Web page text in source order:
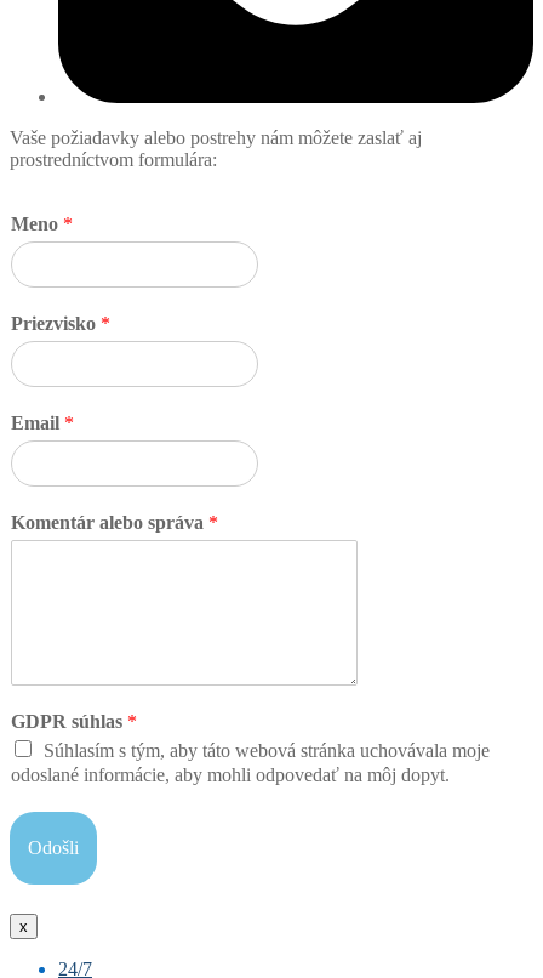
Vaše požiadavky alebo postrehy nám môžete zaslať aj
prostredníctvom formulára:
Meno *
Priezvisko *
Email *
Komentár alebo správa *
GDPR súhlas *
Súhlasím s tým, aby táto webová stránka uchovávala moje
odoslané informácie, aby mohli odpovedať na môj dopyt.
Odošli
x
24/7